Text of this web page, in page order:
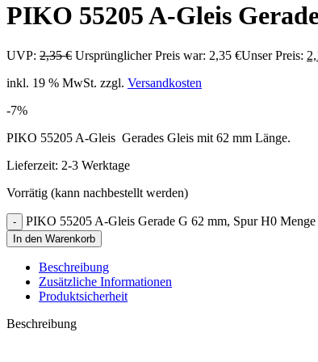
PIKO 55205 A-Gleis
UVP: 2,35€ Ursprünglicher Preis war: 2,35 €Unser Preis:
inkl. 19 % MwSt. zzgl. Versandkosten
-7%
PIKO 55205 A-Gleis Gerades Gleis mit 62 mm Länge.
Lieferzeit: 2-3 Werktage
Vorrätig (kann nachbestellt werden)
PIKO 55205 A-Gleis Gerade G 62 mm, Spur H0 Menge
In den Warenkorb
Beschreibung
Zusätzliche Informationen
Produktsicherheit
Beschreibung